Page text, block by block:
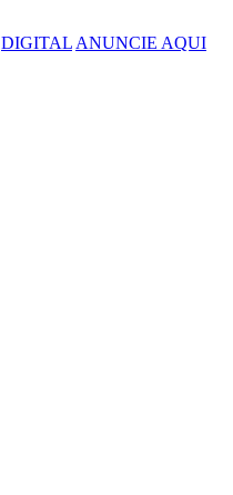
DIGITAL ANUNCIE AQUI